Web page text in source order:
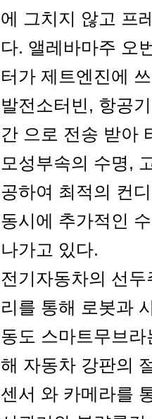
에 그치지 않고 프
다. 앨레바마주 오
터가 제트엔진에
발전소터빈, 항공
간 으로 전송 받아
모성부속의 수명,
공하여 최적의 컨
동시에 추가적인
나가고 있다.
전기자동차의 선
리를 통해 로봇과
동도 스마트무브
해 자동차 강판의
센서 와 카메라를